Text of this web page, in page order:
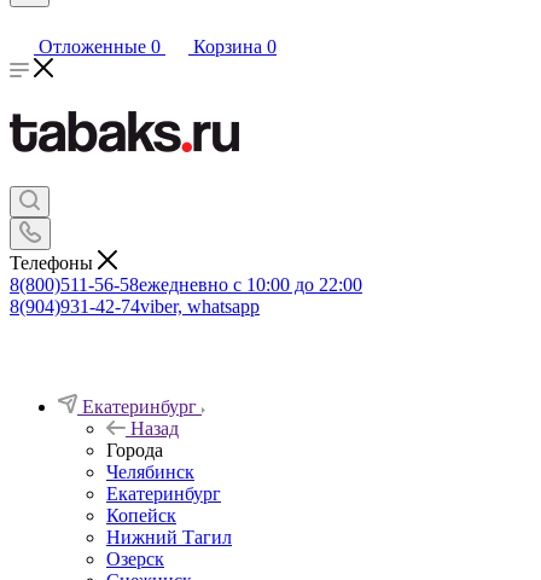
Отложенные 0 Корзина 0
Телефоны
8(800)511-56-58ежедневно с 10:00 до 22:00
8(904)931-42-74viber, whatsapp
Екатеринбург
Назад
Города
Челябинск
Екатеринбург
Копейск
Нижний Тагил
Озерск